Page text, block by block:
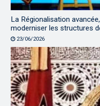
La Régionalisation
moderniser les structures
23/06/2026